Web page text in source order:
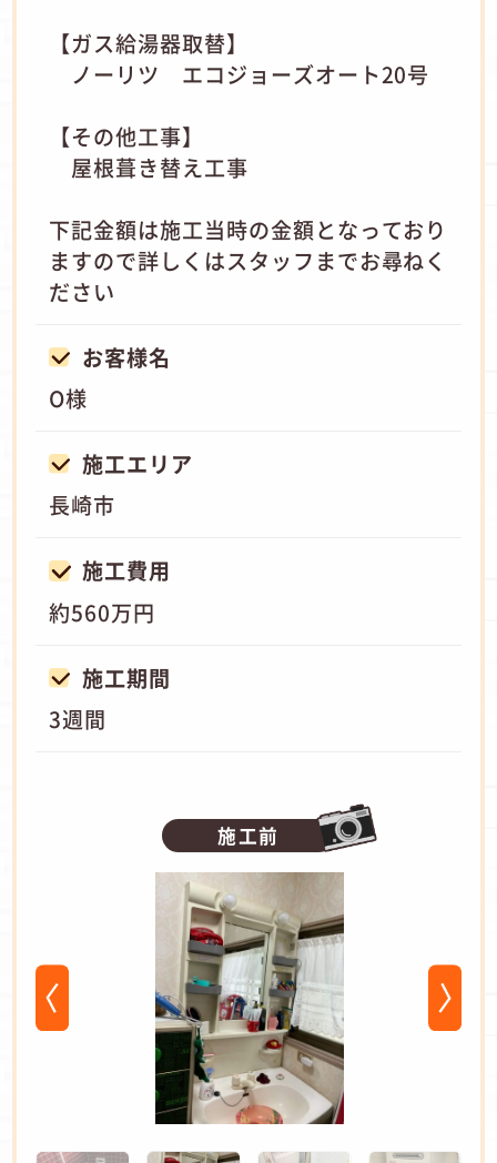
【ガス給湯器取替】
ノーリツ エコジョーズオート20号
【その他工事】
屋根葺き替え工事
下記金額は施工当時の金額となっており
ますので詳しくはスタッフまでお尋ねく
ださい
お客様名
O様
施工エリア
長崎市
施工費用
約560万円
施工期間
3週間
施工前